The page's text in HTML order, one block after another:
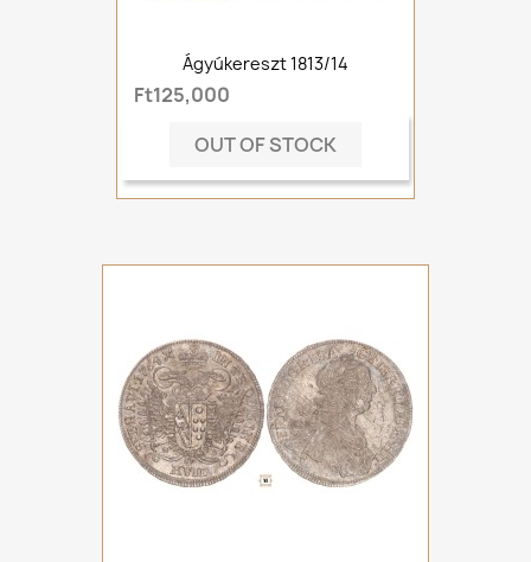
Ágyúkereszt 1813/14
Ft125,000
OUT OF STOCK